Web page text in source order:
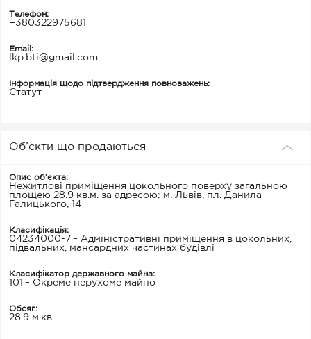
Телефон:
+380322975681
Email:
lkp.bti@gmail.com
Інформація щодо підтвердження повноважень:
Статут
Об’єкти що продаються
Опис об’єкта:
Нежитлові приміщення цокольного поверху загальною
площею 28.9 кв.м. за адресою: м. Львів, пл. Данила
Галицького, 14
Класифікація:
04234000-7 - Адміністративні приміщення в цокольних,
підвальних, мансардних частинах будівлі
Класифікатор державного майна:
101 - Окреме нерухоме майно
Обсяг:
28.9 м.кв.